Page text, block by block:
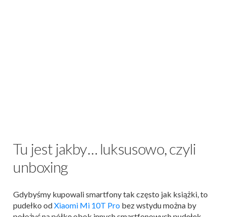
Tu jest jakby… luksusowo, czyli
unboxing
Gdybyśmy kupowali smartfony tak często jak książki, to
pudełko odXiaomi Mi 10T Pro bez wstydu można by